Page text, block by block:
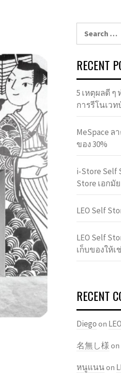
RECENT
5 เหตุผลดี ๆ
การรีโนเว
MeSpace
ของ 30%
i-Store Self
Store เอกมัย
LEO Self
LEO Self
เก็บของให้เ
RECENT
Diego on
名無し様 on
หนูแนน on